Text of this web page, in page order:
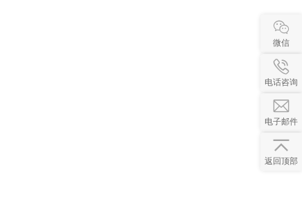
微信
电话咨询
电子邮件
返回顶部